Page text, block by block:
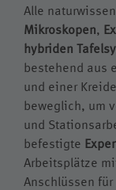
Alle
Mikroskopen,
hybriden
bestehend aus
und einer
beweglich, um
und
befestigte
Arbeitsplätze
Anschlüssen